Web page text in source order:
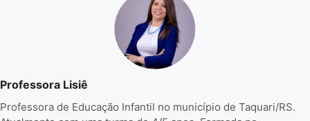
Professora Lisiê
Professora de Educação Infantil no município de Taquari/RS.